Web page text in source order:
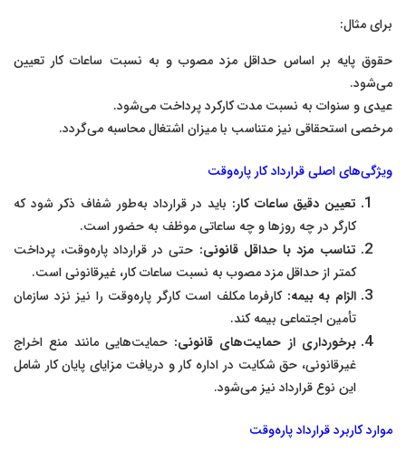
برای مثال:
حقوق پایه بر اساس حداقل مزد مصوب و به نسبت ساعات کار تعیین
می‌شود.
عیدی و سنوات به نسبت مدت کارکرد پرداخت می‌شود.
مرخصی استحقاقی نیز متناسب با میزان اشتغال محاسبه می‌گردد.
ویژگی‌های اصلی قرارداد کار پاره‌وقت
تعیین دقیق ساعات کار: باید در قرارداد به‌طور شفاف ذکر شود که
کارگر در چه روزها و چه ساعاتی موظف به حضور است.
تناسب مزد با حداقل قانونی: حتی در قرارداد پاره‌وقت، پرداخت
کمتر از حداقل مزد مصوب به نسبت ساعات کار، غیرقانونی است.
الزام به بیمه: کارفرما مکلف است کارگر پاره‌وقت را نیز نزد سازمان
تأمین اجتماعی بیمه کند.
برخورداری از حمایت‌های قانونی: حمایت‌هایی مانند منع اخراج
غیرقانونی، حق شکایت در اداره کار و دریافت مزایای پایان کار شامل
این نوع قرارداد نیز می‌شود.
موارد کاربرد قرارداد پاره‌وقت